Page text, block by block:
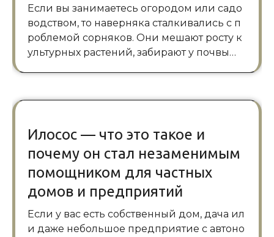
Если вы занимаетесь огородом или садо
водством, то наверняка сталкивались с п
роблемой сорняков. Они мешают росту к
ультурных растений, забирают у почвы…
Илосос — что это такое и
почему он стал незаменимым
помощником для частных
домов и предприятий
Если у вас есть собственный дом, дача ил
и даже небольшое предприятие с автоно